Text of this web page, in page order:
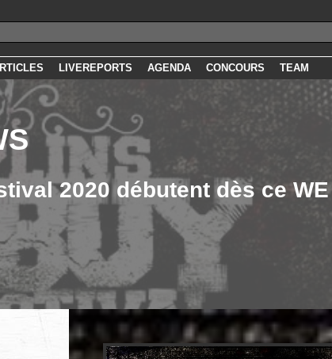
LIVEREPORTS AGENDA CONCOURS TEAM
2020 débutent dès ce WE